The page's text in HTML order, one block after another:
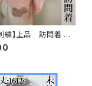
繍】上品 訪問着 単